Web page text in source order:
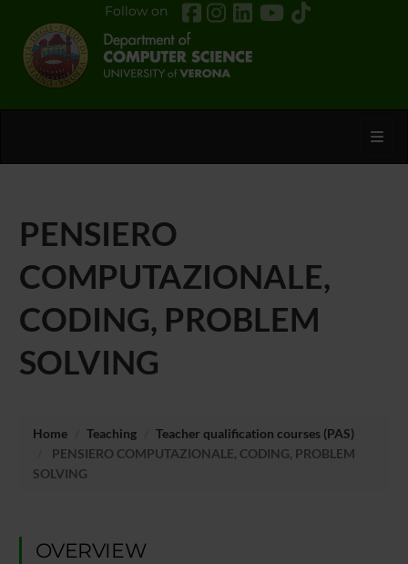
Follow on
PENSIERO
COMPUTAZIONALE,
CODING, PROBLEM
SOLVING
Home Teaching
Teacher qualification courses (PAS)
PENSIERO COMPUTAZIONALE, CODING, PROBLEM
SOLVING
OVERVIEW